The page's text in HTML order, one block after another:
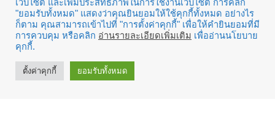
0
นโยบายความเป็นส่วนตัว
นโยบายการจัดส่ง
นโยบายการแก้ปัญหาข้อร้องเรียน
ข้อตกลงและเงื่อนไข
เว็บไซต์ และเพิ่มประสิทธิภาพในการใช้งานเว็บไซต์ การคลิก
"ยอมรับทั้งหมด" แสดงว่าคุณยินยอมให้ใช้คุกกี้ทั้งหมด อย่างไร
ก็ตาม คุณสามารถเข้าไปที่ "การตั้งค่าคุกกี้" เพื่อให้คำยินยอมที่มี
การควบคุม หรือคลิก อ่านรายละเอียดเพิ่มเติม เพื่ออ่านนโยบาย
คุกกี้.
ตั้งค่าคุกกี้ ยอมรับทั้งหมด